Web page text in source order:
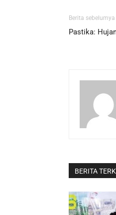
Berita sebelumya
Pastika:
BERITA